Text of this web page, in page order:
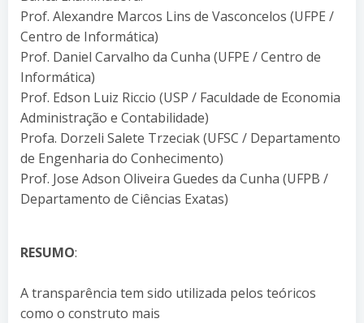
Prof. Alexandre Marcos Lins de Vasconcelos (UFPE /
Centro de Informática)
Prof. Daniel Carvalho da Cunha (UFPE / Centro de
Informática)
Prof. Edson Luiz Riccio (USP / Faculdade de Economia
Administração e Contabilidade)
Profa. Dorzeli Salete Trzeciak (UFSC / Departamento
de Engenharia do Conhecimento)
Prof. Jose Adson Oliveira Guedes da Cunha (UFPB /
Departamento de Ciências Exatas)
RESUMO:
A transparência tem sido utilizada pelos teóricos
como o construto mais